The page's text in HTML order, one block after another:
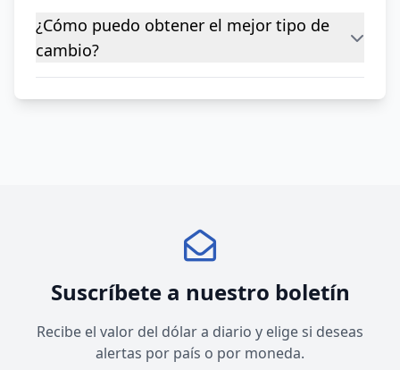
¿Cómo puedo obtener el mejor tipo de
cambio?
Suscríbete a nuestro boletín
Recibe el valor del dólar a diario y elige si deseas
alertas por país o por moneda.